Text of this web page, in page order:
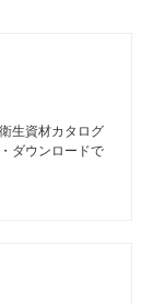
生資材カタログ
ダウンロードで